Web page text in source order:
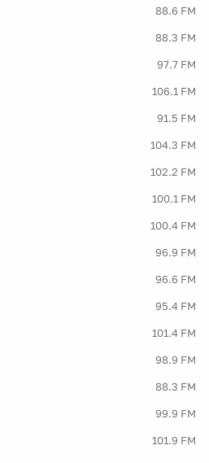
88.6 FM
88.3 FM
97.7 FM
106.1 FM
91.5 FM
104.3 FM
102.2 FM
100.1 FM
100.4 FM
96.9 FM
96.6 FM
95.4 FM
101.4 FM
98.9 FM
88.3 FM
99.9 FM
101.9 FM